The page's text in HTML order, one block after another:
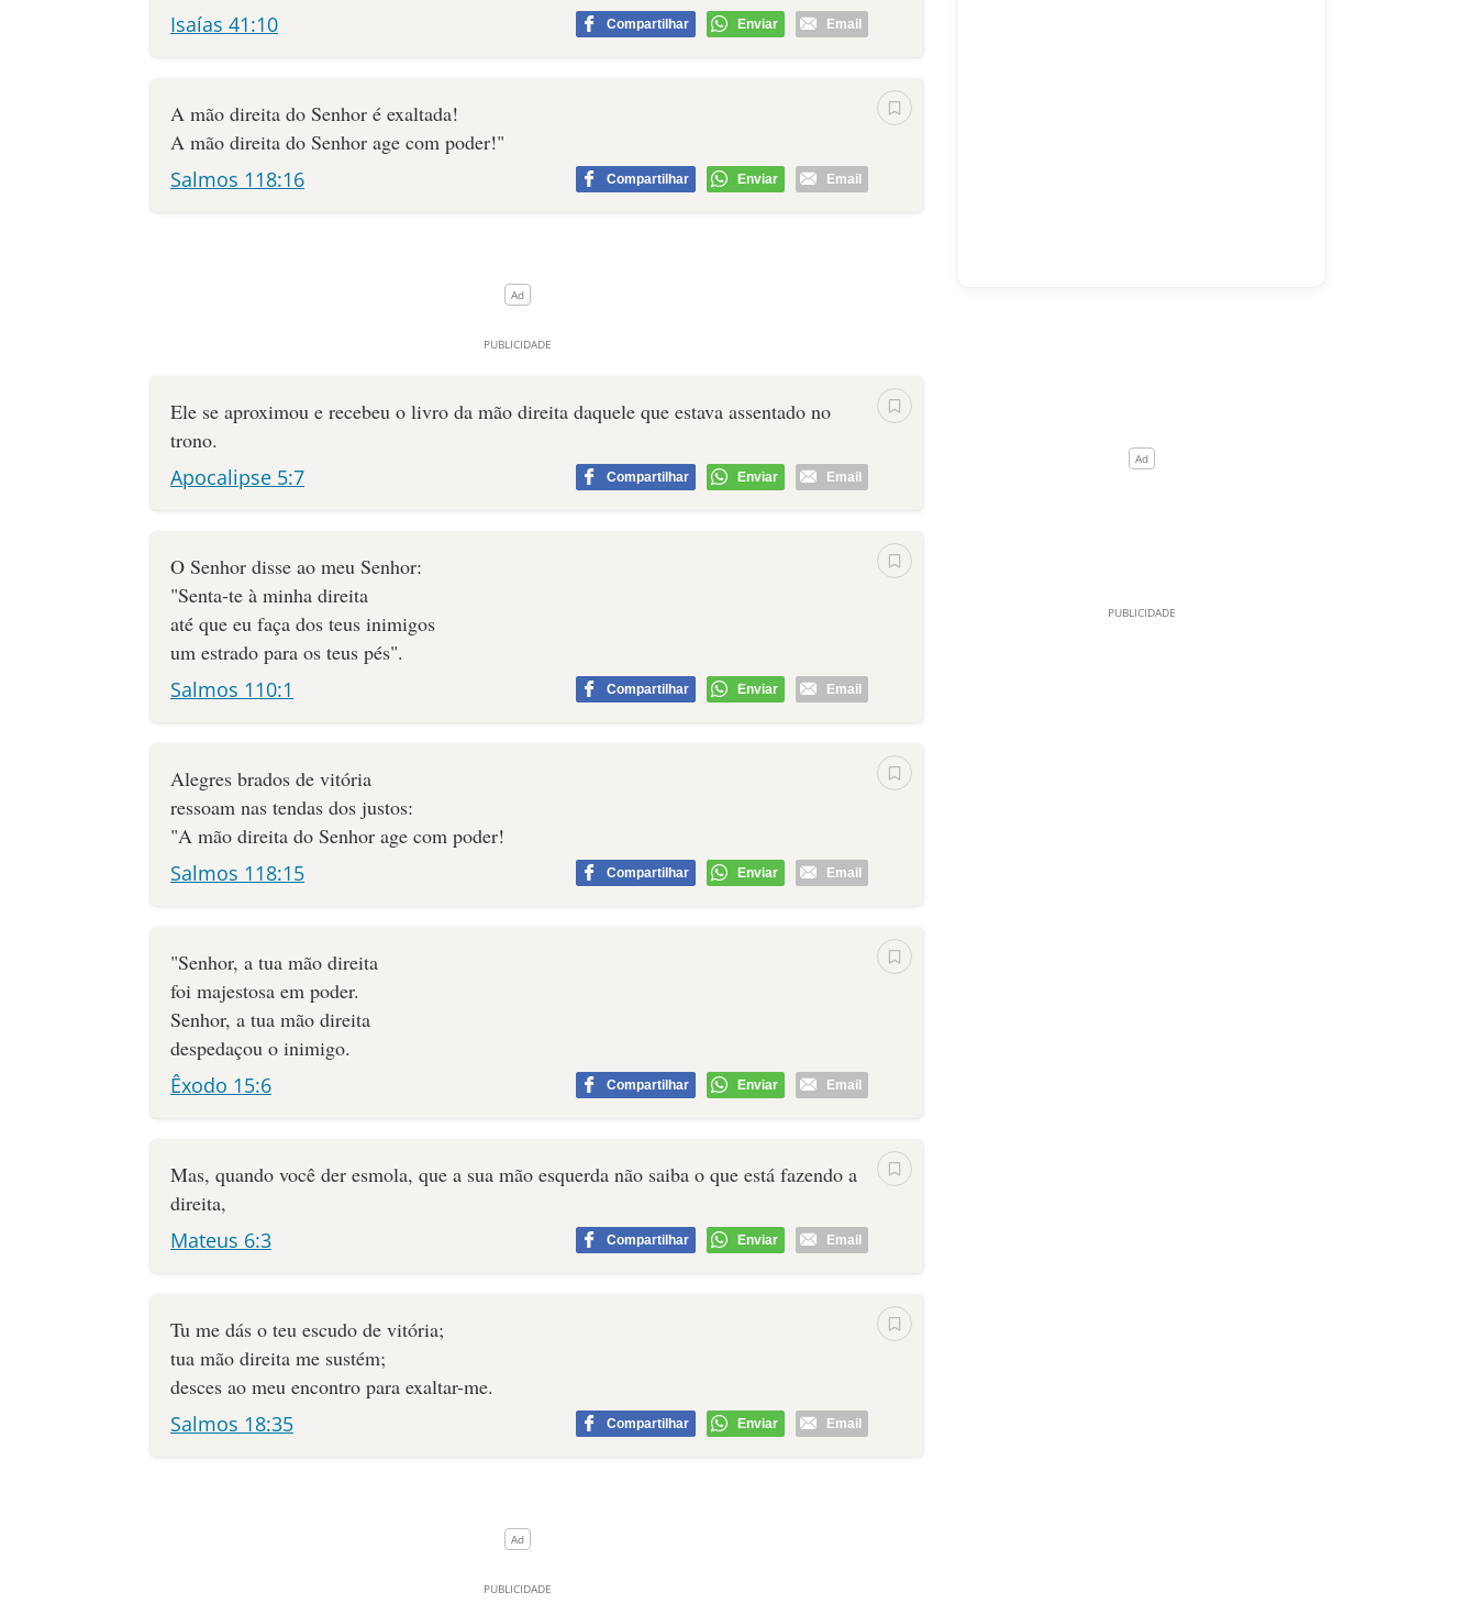
Isaías 41:10
Compartilhar Enviar Email
A mão direita do Senhor é exaltada!
A mão direita do Senhor age com poder!"
Salmos 118:16
Compartilhar Enviar Email
Ele se aproximou e recebeu o livro da mão direita daquele que estava assentado no
trono.
Apocalipse 5:7
Compartilhar Enviar Email
O Senhor disse ao meu Senhor:
"Senta-te à minha direita
até que eu faça dos teus inimigos
um estrado para os teus pés".
Salmos 110:1
Compartilhar Enviar Email
Alegres brados de vitória
ressoam nas tendas dos justos:
"A mão direita do Senhor age com poder!
Salmos 118:15
Compartilhar Enviar Email
"Senhor, a tua mão direita
foi majestosa em poder.
Senhor, a tua mão direita
despedaçou o inimigo.
Êxodo 15:6
Compartilhar Enviar Email
Mas, quando você der esmola, que a sua mão esquerda não saiba o que está fazendo a
direita,
Mateus 6:3
Compartilhar Enviar Email
Tu me dás o teu escudo de vitória;
tua mão direita me sustém;
desces ao meu encontro para exaltar-me.
Salmos 18:35
Compartilhar Enviar Email